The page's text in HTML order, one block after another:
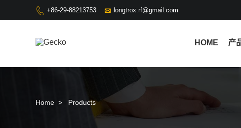
 +86-29-88213753  longtrox.rf@gmail.com
HOME 产
Home > Products